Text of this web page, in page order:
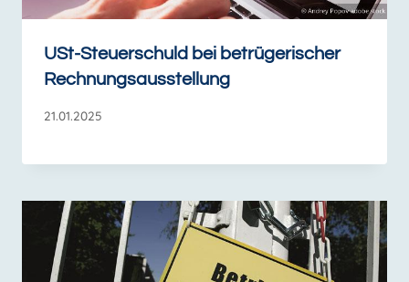
USt-Steuerschuld bei betrügerischer
Rechnungsausstellung
21.01.2025